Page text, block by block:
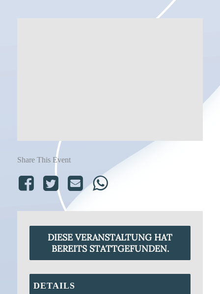
Share This Event
DIESE VERANSTALTUNG HAT
BEREITS STATTGEFUNDEN.
DETAILS